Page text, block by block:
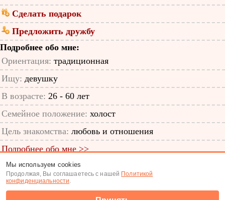
Сделать подарок
Предложить дружбу
Подробнее обо мне:
Ориентация: традиционная
Ищу: девушку
В возрасте: 26 - 60 лет
Семейное положение: холост
Цель знакомства: любовь и отношения
Подробнее обо мне >>
ID анкеты: 57219933
Знакомства|Поиск анкет
Мы используем cookies
Продолжая, Вы соглашаетесь с нашей Политикой
конфиденциальности.